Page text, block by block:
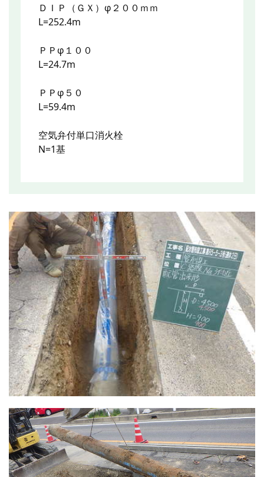
ＤＩＰ（ＧＸ）φ２００ｍｍ
L=252.4m
ＰＰφ１００
L=24.7m
ＰＰφ５０
L=59.4m
空気弁付単口消火栓
N=1基